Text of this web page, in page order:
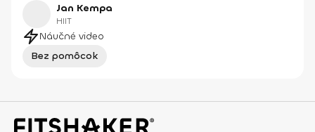
Jan Kempa
HIIT
Náučné video
Bez pomôcok